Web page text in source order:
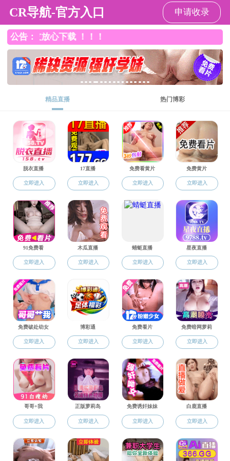
成人影院
专题专栏
招生就业 人才引进
院内门户
深圳市南山区桃园街道南山智园二期D2栋4楼409室
学院官方微信